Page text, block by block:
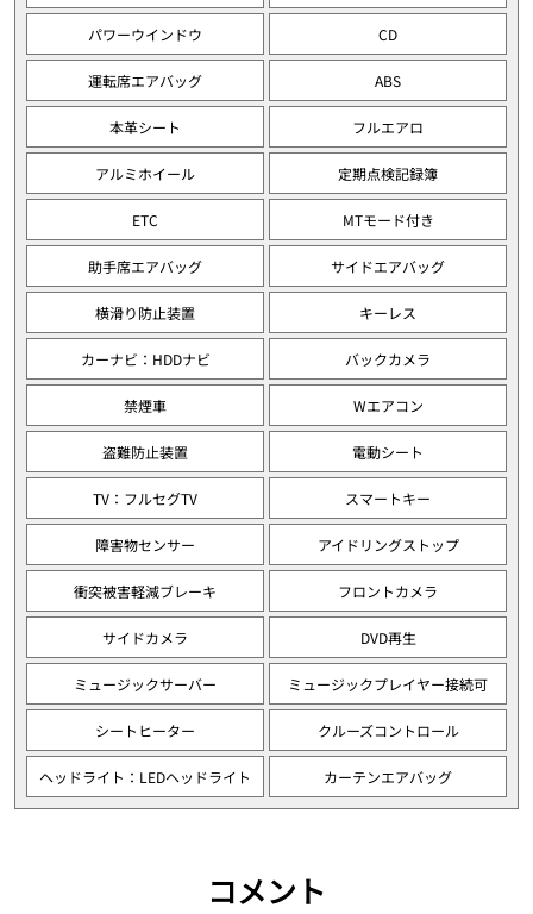
パワーウインドウ CD
運転席エアバッグ ABS
本革シート フルエアロ
アルミホイール 定期点検記録簿
ETC MTモード付き
助手席エアバッグ サイドエアバッグ
横滑り防止装置 キーレス
カーナビ：HDDナビ バックカメラ
禁煙車 Wエアコン
盗難防止装置 電動シート
TV：フルセグTV スマートキー
障害物センサー アイドリングストップ
衝突被害軽減ブレーキ フロントカメラ
サイドカメラ DVD再生
ミュージックサーバー ミュージックプレイヤー接続可
シートヒーター クルーズコントロール
ヘッドライト：LEDヘッドライト カーテンエアバッグ
コメント